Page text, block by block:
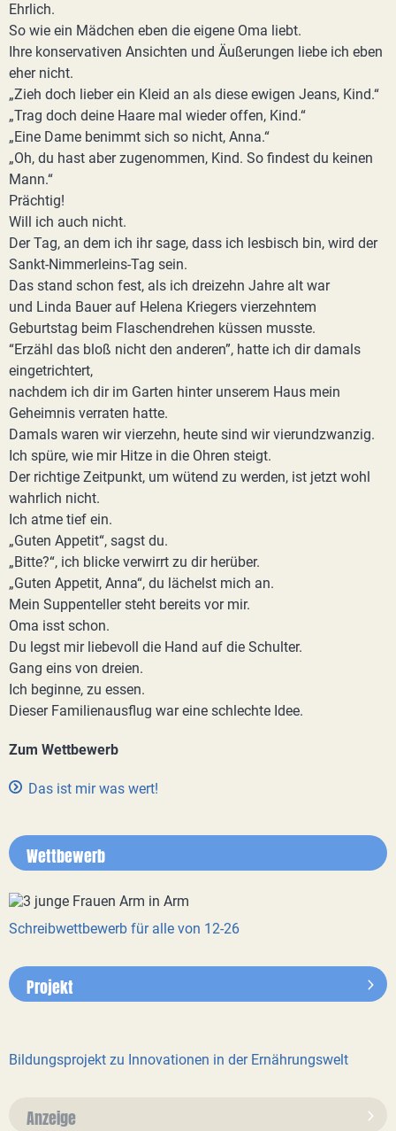
Ehrlich.
So wie ein Mädchen eben die eigene Oma liebt.
Ihre konservativen Ansichten und Äußerungen liebe ich eben
eher nicht.
„Zieh doch lieber ein Kleid an als diese ewigen Jeans, Kind.“
„Trag doch deine Haare mal wieder offen, Kind.“
„Eine Dame benimmt sich so nicht, Anna.“
„Oh, du hast aber zugenommen, Kind. So findest du keinen
Mann.“
Prächtig!
Will ich auch nicht.
Der Tag, an dem ich ihr sage, dass ich lesbisch bin, wird der
Sankt-Nimmerleins-Tag sein.
Das stand schon fest, als ich dreizehn Jahre alt war
und Linda Bauer auf Helena Kriegers vierzehntem
Geburtstag beim Flaschendrehen küssen musste.
“Erzähl das bloß nicht den anderen”, hatte ich dir damals
eingetrichtert,
nachdem ich dir im Garten hinter unserem Haus mein
Geheimnis verraten hatte.
Damals waren wir vierzehn, heute sind wir vierundzwanzig.
Ich spüre, wie mir Hitze in die Ohren steigt.
Der richtige Zeitpunkt, um wütend zu werden, ist jetzt wohl
wahrlich nicht.
Ich atme tief ein.
„Guten Appetit“, sagst du.
„Bitte?“, ich blicke verwirrt zu dir herüber.
„Guten Appetit, Anna“, du lächelst mich an.
Mein Suppenteller steht bereits vor mir.
Oma isst schon.
Du legst mir liebevoll die Hand auf die Schulter.
Gang eins von dreien.
Ich beginne, zu essen.
Dieser Familienausflug war eine schlechte Idee.
Zum Wettbewerb
Das ist mir was wert!
Wettbewerb
Schreibwettbewerb für alle von 12-26
Projekt
Bildungsprojekt zu Innovationen in der Ernährungswelt
Anzeige